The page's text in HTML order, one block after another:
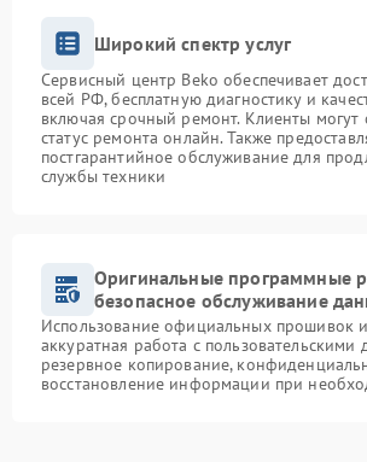
Широкий спектр услуг
Сервисный центр Beko обеспечивает
всей РФ, бесплатную диагностику и
включая срочный ремонт. Клиенты могут
статус ремонта онлайн. Также
постгарантийное обслуживание для
службы техники
Оригинальные программные
безопасное обслуживание
Использование официальных прошивок
аккуратная работа с
резервное копирование,
восстановление информации при